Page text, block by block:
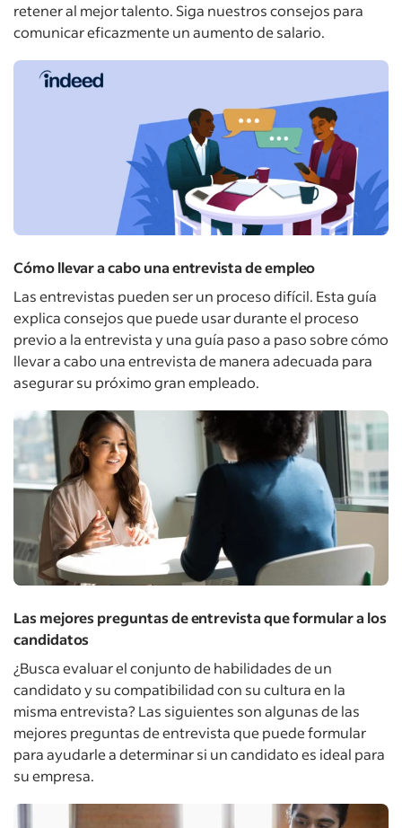
retener al mejor talento. Siga nuestros consejos para
comunicar eficazmente un aumento de salario.
Cómo llevar a cabo una entrevista de empleo
Las entrevistas pueden ser un proceso difícil. Esta guía
explica consejos que puede usar durante el proceso
previo a la entrevista y una guía paso a paso sobre cómo
llevar a cabo una entrevista de manera adecuada para
asegurar su próximo gran empleado.
Las mejores preguntas de entrevista que formular a los
candidatos
¿Busca evaluar el conjunto de habilidades de un
candidato y su compatibilidad con su cultura en la
misma entrevista? Las siguientes son algunas de las
mejores preguntas de entrevista que puede formular
para ayudarle a determinar si un candidato es ideal para
su empresa.